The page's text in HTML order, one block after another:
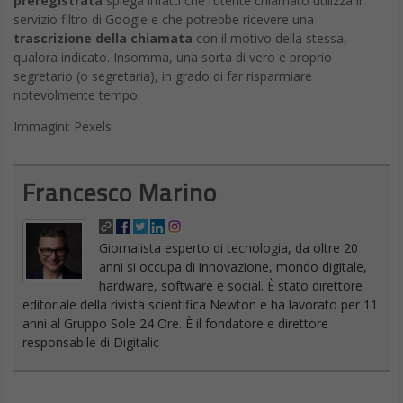
servizio filtro di Google e che potrebbe ricevere una
trascrizione della chiamata con il motivo della stessa,
qualora indicato. Insomma, una sorta di vero e proprio
segretario (o segretaria), in grado di far risparmiare
notevolmente tempo.
Immagini: Pexels
Francesco Marino
Giornalista esperto di tecnologia, da oltre 20
anni si occupa di innovazione, mondo digitale,
hardware, software e social. È stato direttore
editoriale della rivista scientifica Newton e ha lavorato per 11
anni al Gruppo Sole 24 Ore. È il fondatore e direttore
responsabile di Digitalic